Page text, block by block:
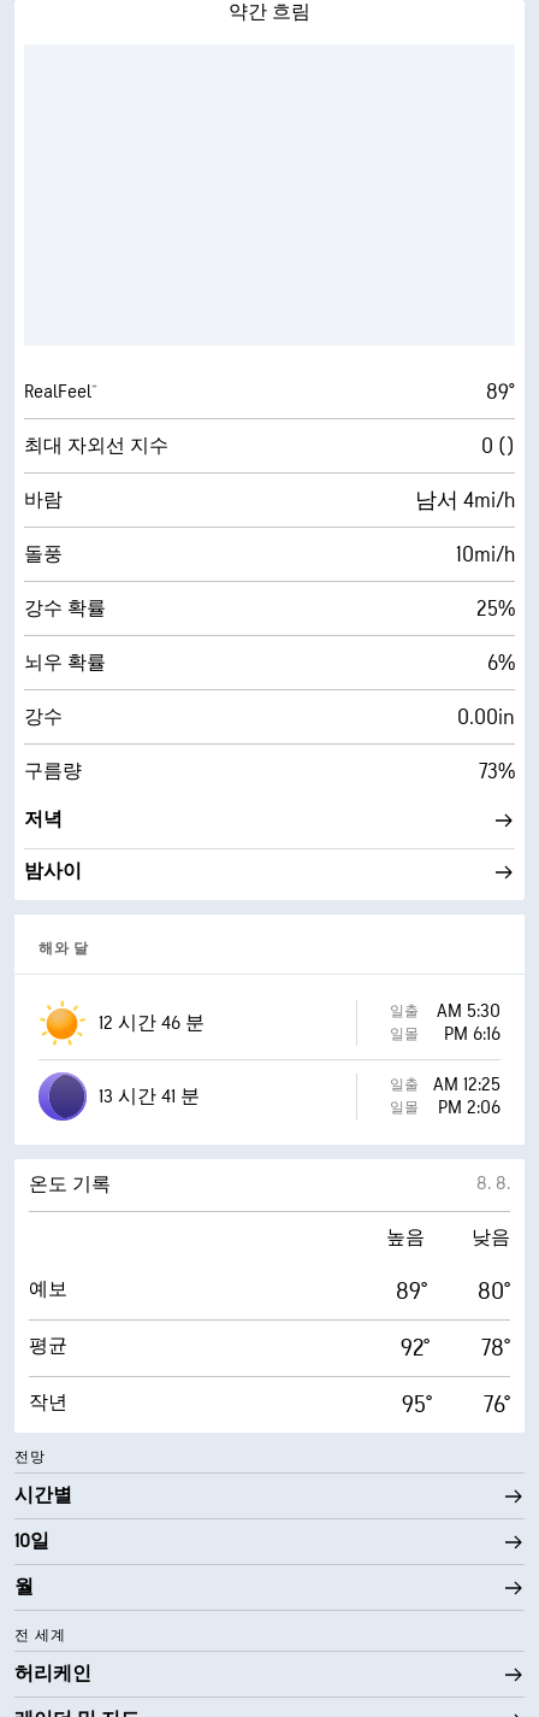
약간 흐림
RealFeel® 89°
최대 자외선 지수 0 ()
바람 남서 4mi/h
돌풍 10mi/h
강수 확률 25%
뇌우 확률 6%
강수 0.00in
구름량 73%
저녁
밤사이
해와 달
12 시간 46 분 일출 AM 5:30
일몰 PM 6:16
13 시간 41 분 일출 AM 12:25
일몰 PM 2:06
온도 기록 8. 8.
높음 낮음
예보 89° 80°
평균 92° 78°
작년 95° 76°
전망
시간별
10일
월
전 세계
허리케인